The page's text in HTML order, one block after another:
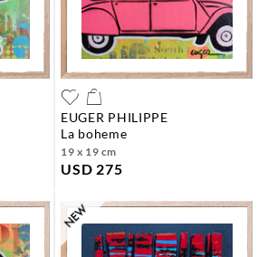
EUGER PHILIPPE
la boheme
19 x 19 cm
USD 275